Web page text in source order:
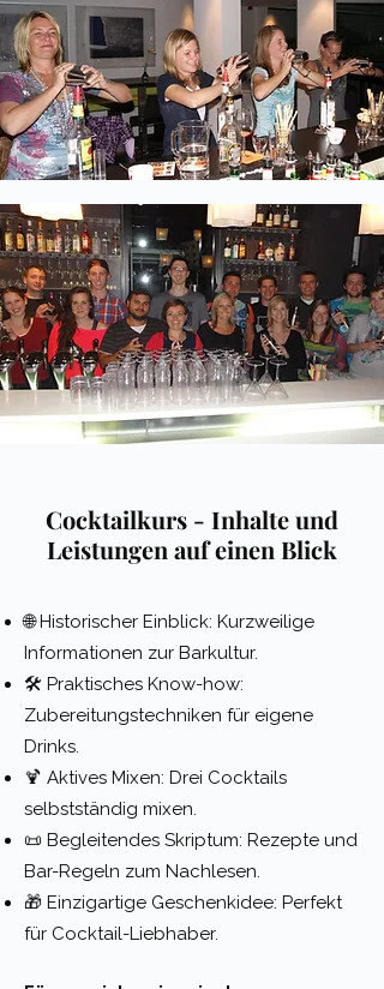
Cocktailkurs - Inhalte und
Leistungen auf einen Blick
🌐 Historischer Einblick: Kurzweilige
Informationen zur Barkultur.
🛠️ Praktisches Know-how:
Zubereitungstechniken für eigene
Drinks.
🍹 Aktives Mixen: Drei Cocktails
selbstständig mixen.
📜 Begleitendes Skriptum: Rezepte und
Bar-Regeln zum Nachlesen.
🎁 Einzigartige Geschenkidee: Perfekt
für Cocktail-Liebhaber.